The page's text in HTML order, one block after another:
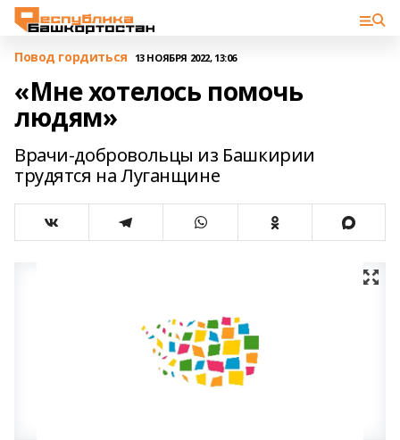
Повод гордиться 13 НОЯБРЯ 2022, 13:06
«Мне хотелось помочь
людям»
Врачи-добровольцы из Башкирии
трудятся на Луганщине